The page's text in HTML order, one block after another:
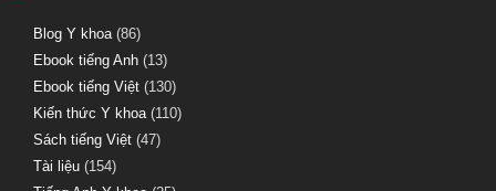
Blog Y khoa(86)
Ebook tiếng Anh (13)
Ebook tiếng Việt (130)
Kiến thức Y khoa(110)
Sách tiếng Việt (47)
Tài liệu (154)